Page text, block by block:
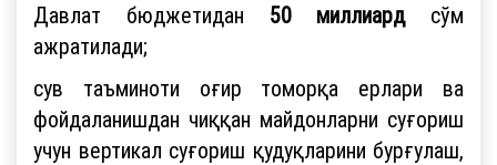
Давлат бюджетидан 50 миллиардсўм
ажратилади;
сув таъминоти оғир томорқа ерлари ва
фойдаланишдан чиққан майдонларни суғориш
учун вертикал суғориш қудуқларини бурғулаш,